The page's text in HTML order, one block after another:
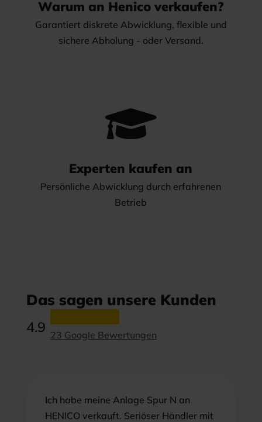
Warum an Henico verkaufen?
Garantiert diskrete Abwicklung, flexible und
sichere Abholung - oder Versand.

Experten kaufen an
Persönliche Abwicklung durch erfahrenen
Betrieb
Das sagen unsere Kunden
4.9 23 Google Bewertungen
Ich habe meine Anlage Spur N an
HENICO verkauft. Seriöser Händler mit